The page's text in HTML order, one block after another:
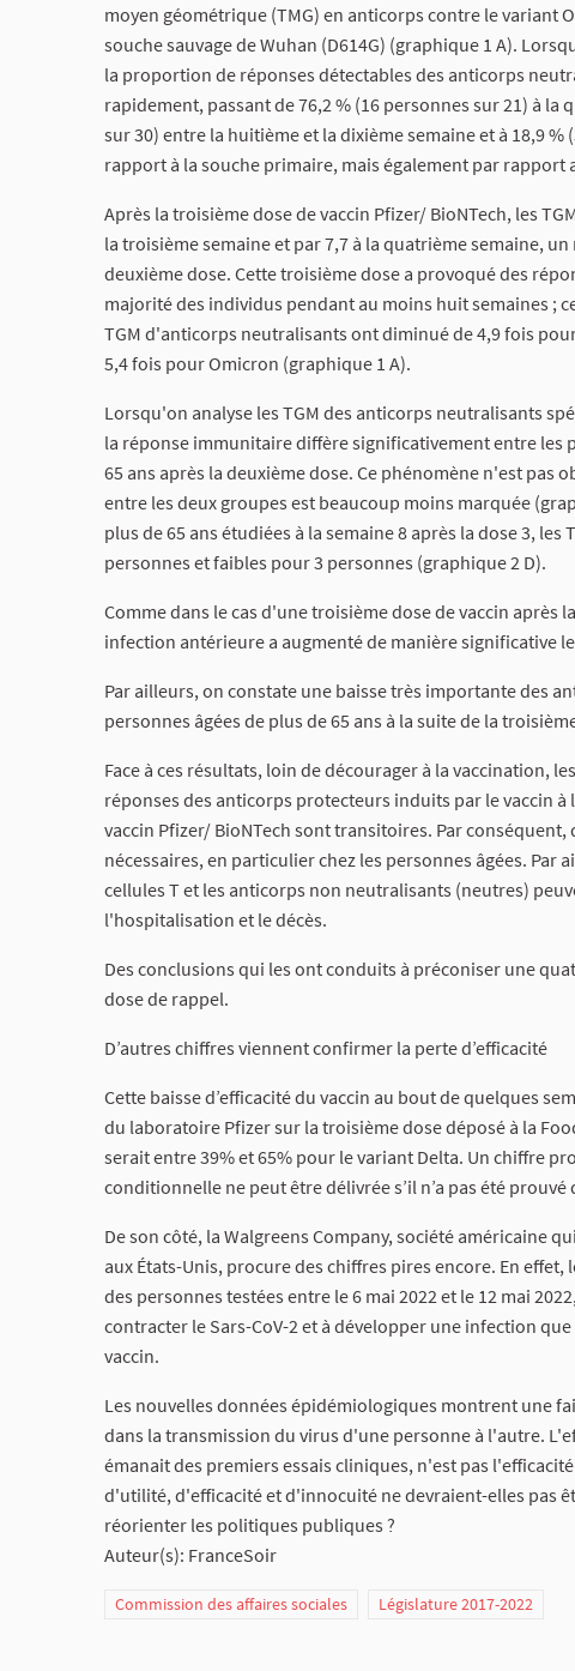
moyen géométrique (TMG) en anticorps contre le variant
souche sauvage de Wuhan (D614G) (graphique 1 A).
la proportion de réponses détectables des anticorps
rapidement, passant de 76,2 % (16 personnes sur 21) à
sur 30) entre la huitième et la dixième semaine et à 18,9
rapport à la souche primaire, mais également par rapport
Après la troisième dose de vaccin Pfizer/ BioNTech, les
la troisième semaine et par 7,7 à la quatrième semaine,
deuxième dose. Cette troisième dose a provoqué des
majorité des individus pendant au moins huit semaines ;
TGM d'anticorps neutralisants ont diminué de 4,9 fois
5,4 fois pour Omicron (graphique 1 A).
Lorsqu'on analyse les TGM des anticorps neutralisants
la réponse immunitaire diffère significativement entre les
65 ans après la deuxième dose. Ce phénomène n'est pas
entre les deux groupes est beaucoup moins marquée
plus de 65 ans étudiées à la semaine 8 après la dose 3,
personnes et faibles pour 3 personnes (graphique 2 D).
Comme dans le cas d'une troisième dose de vaccin après
infection antérieure a augmenté de manière significative
Par ailleurs, on constate une baisse très importante des
personnes âgées de plus de 65 ans à la suite de la
Face à ces résultats, loin de décourager à la vaccination,
réponses des anticorps protecteurs induits par le vaccin
vaccin Pfizer/ BioNTech sont transitoires. Par
nécessaires, en particulier chez les personnes âgées.
cellules T et les anticorps non neutralisants (neutres)
l'hospitalisation et le décès.
Des conclusions qui les ont conduits à préconiser une
dose de rappel.
D’autres chiffres viennent confirmer la perte d’efficacité
Cette baisse d’efficacité du vaccin au bout de quelques
du laboratoire Pfizer sur la troisième dose déposé à la
serait entre 39% et 65% pour le variant Delta. Un chiffre
conditionnelle ne peut être délivrée s’il n’a pas été
De son côté, la Walgreens Company, société américaine
aux États-Unis, procure des chiffres pires encore. En
des personnes testées entre le 6 mai 2022 et le 12 mai
contracter le Sars-CoV-2 et à développer une infection
vaccin.
Les nouvelles données épidémiologiques montrent une
dans la transmission du virus d'une personne à l'autre.
émanait des premiers essais cliniques, n'est pas
d'utilité, d'efficacité et d'innocuité ne devraient-elles pas
réorienter les politiques publiques ?
Auteur(s): FranceSoir
Commission des affaires sociales Législature 2017-2022